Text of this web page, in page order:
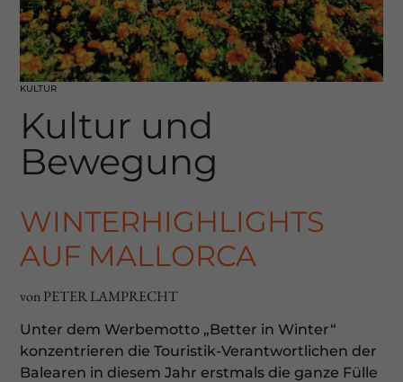
KULTUR
Kultur und
Bewegung
WINTERHIGHLIGHTS
AUF MALLORCA
von PETER LAMPRECHT
Unter dem Werbemotto „Better in Winter“
konzentrieren die Touristik-Verantwortlichen der
Balearen in diesem Jahr erstmals die ganze Fülle